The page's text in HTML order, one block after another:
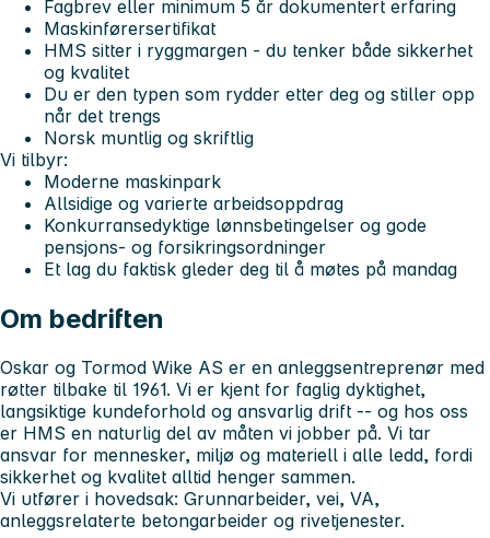
Fagbrev eller minimum 5 år dokumentert erfaring
Maskinførersertifikat
HMS sitter i ryggmargen - du tenker både sikkerhet
og kvalitet
Du er den typen som rydder etter deg og stiller opp
når det trengs
Norsk muntlig og skriftlig
Vi tilbyr:
Moderne maskinpark
Allsidige og varierte arbeidsoppdrag
Konkurransedyktige lønnsbetingelser og gode
pensjons- og forsikringsordninger
Et lag du faktisk gleder deg til å møtes på mandag
Om bedriften
Oskar og Tormod Wike AS er en anleggsentreprenør med
røtter tilbake til 1961. Vi er kjent for faglig dyktighet,
langsiktige kundeforhold og ansvarlig drift -- og hos oss
er HMS en naturlig del av måten vi jobber på. Vi tar
ansvar for mennesker, miljø og materiell i alle ledd, fordi
sikkerhet og kvalitet alltid henger sammen.
Vi utfører i hovedsak: Grunnarbeider, vei, VA,
anleggsrelaterte betongarbeider og rivetjenester.